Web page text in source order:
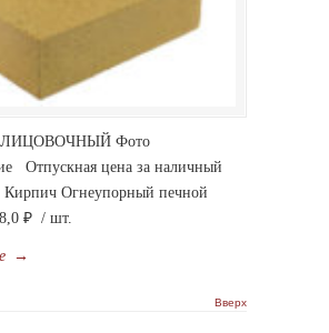
Фото
Отпускная цена за наличный
Огнеупорный печной
₽ / шт.
→
Вверх